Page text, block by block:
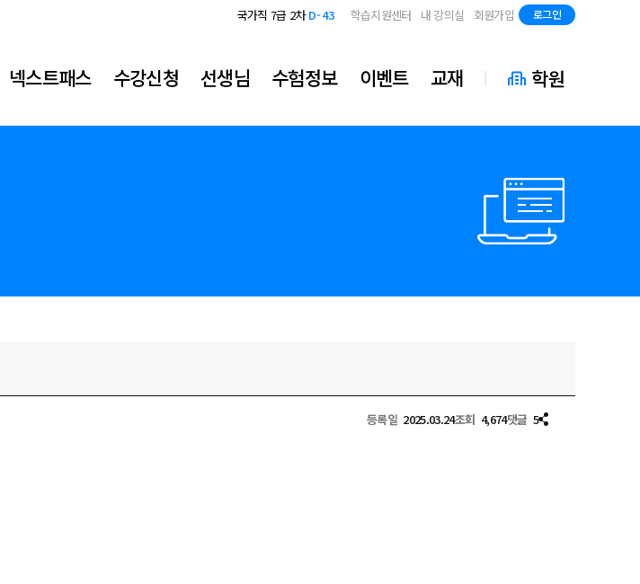
학습지원센터 내 강의실 회원가입 로그인
국가직 7급 2차D-43
지방직 7급
넥스트패스 수강신청 선생님 수험정보 이벤트 교재 학원
등록일2025.03.24조회 4,674댓글 5